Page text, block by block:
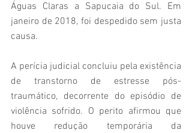
Águas Claras a Sapucaia do Sul. Em
janeiro de 2018, foi despedido sem justa
causa.
A perícia judicial concluiu pela existência
de transtorno de estresse pós-
traumático, decorrente do episódio de
violência sofrido. O perito afirmou que
houve redução temporária da